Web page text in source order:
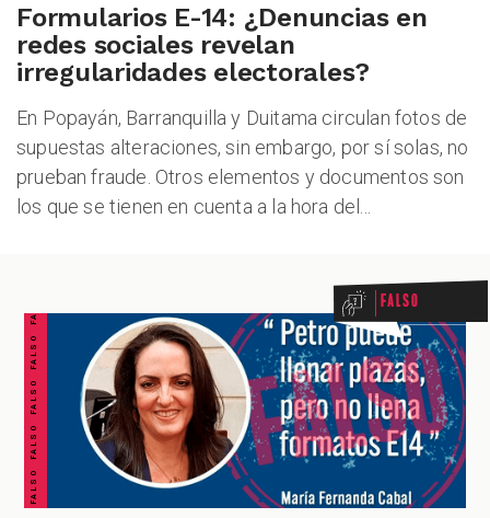
Formularios E-14: ¿Denuncias en
redes sociales revelan
irregularidades electorales?
En Popayán, Barranquilla y Duitama circulan fotos de
supuestas alteraciones, sin embargo, por sí solas, no
prueban fraude. Otros elementos y documentos son
los que se tienen en cuenta a la hora del...
FALSO FALSO FALSO FALSO FALSO FALSO FALSO Falso